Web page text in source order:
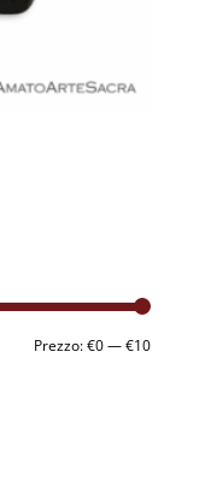
Prezzo
Prezzo
Prezzo:€0—€10